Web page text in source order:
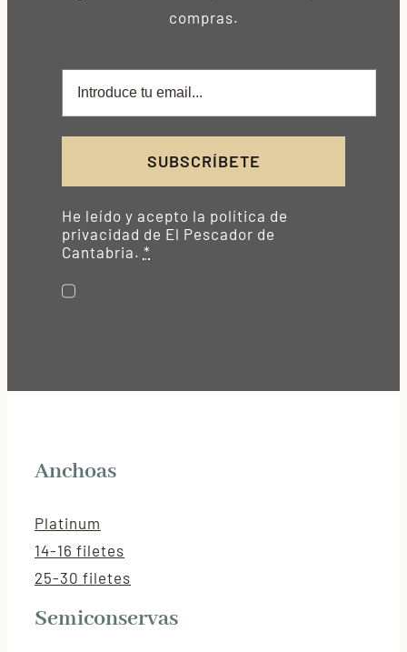
compras.
SUBSCRÍBETE
He leído y acepto la política de
privacidad de El Pescador de
Cantabria. *
Anchoas
Platinum
14-16 filetes
25-30 filetes
Semiconservas